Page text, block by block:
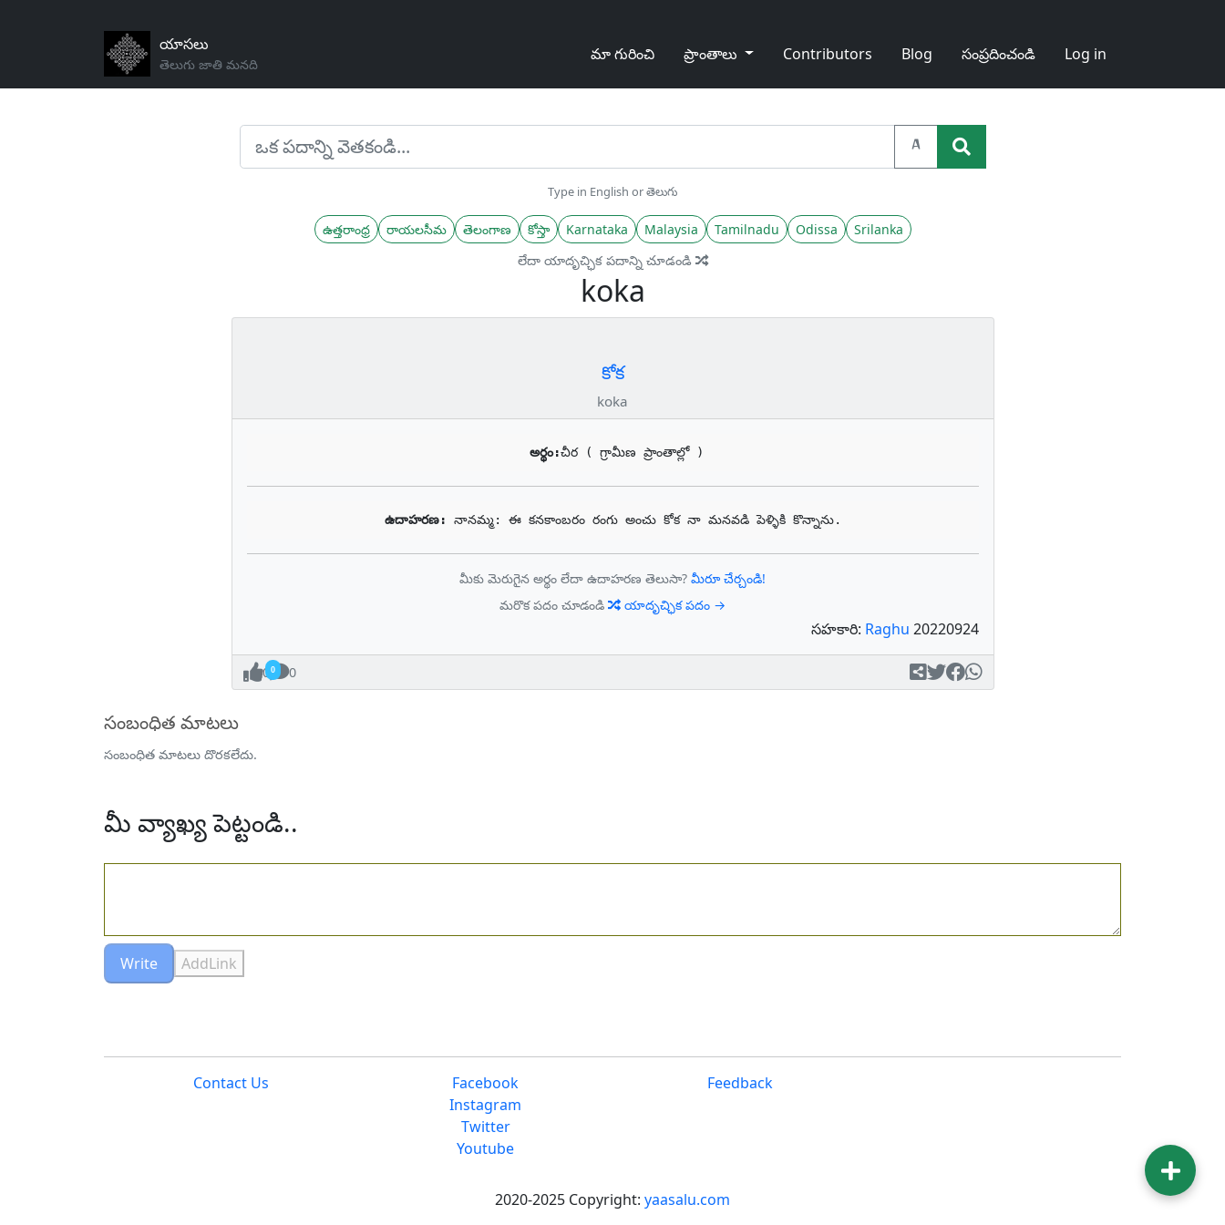
యాసలు
తెలుగు జాతి మనది
మా గురించి ప్రాంతాలు Contributors Blog సంప్రదించండి Log in
A
Type in English or తెలుగు
ఉత్తరాంధ్ర రాయలసీమ తెలంగాణ కోస్తా Karnataka Malaysia Tamilnadu Odissa
Srilanka
లేదా యాదృచ్ఛిక పదాన్ని చూడండి
koka
కోక
koka
అర్థం:చీర ( గ్రామీణ ప్రాంతాల్లో )
ఉదాహరణ: నానమ్మ: ఈ కనకాంబరం రంగు అంచు కోక నా మనవడి పెళ్ళికి కొన్నాను.
మీకు మెరుగైన అర్థం లేదా ఉదాహరణ తెలుసా? మీరూ చేర్చండి!
మరొక పదం చూడండి
యాదృచ్ఛిక పదం →
సహకారి: Raghu 20220924
0 0
సంబంధిత మాటలు
సంబంధిత మాటలు దొరకలేదు.
మీ వ్యాఖ్య పెట్టండి..
Write AddLink
Contact Us
Facebook
Instagram
Twitter
Youtube
Feedback
2020-2025 Copyright: yaasalu.com